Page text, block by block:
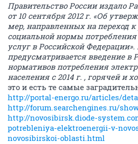
Правительство России издало
от 10 сентября 2012 г. «Об
мер, направленных на переход
социальной нормы
услуг в Российской
предусматривается введение в
нормативов потребления
населения с 2014 г. , горячей и
это и есть те самые
http://portal-energo.ru/articles/
http://forum.searchengines.ru/
http://novosibirsk.diode-
potrebleniya-elektroenergii-v-
novosibirskoi-oblasti.html